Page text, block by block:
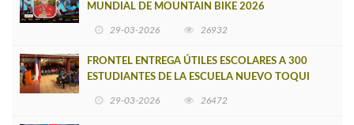
MUNDIAL DE MOUNTAIN BIKE 2026
29-03-2026 26932
FRONTEL ENTREGA ÚTILES ESCOLARES A 300
ESTUDIANTES DE LA ESCUELA NUEVO TOQUI
29-03-2026 26472